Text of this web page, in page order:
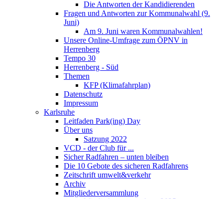
Die Antworten der Kandidierenden
Fragen und Antworten zur Kommunalwahl (9.
Juni)
Am 9. Juni waren Kommunalwahlen!
Unsere Online-Umfrage zum ÖPNV in
Herrenberg
Tempo 30
Herrenberg - Süd
Themen
KFP (Klimafahrplan)
Datenschutz
Impressum
Karlsruhe
Leitfaden Park(ing) Day
Über uns
Satzung 2022
VCD - der Club für ...
Sicher Radfahren – unten bleiben
Die 10 Gebote des sicheren Radfahrens
Zeitschrift umwelt&verkehr
Archiv
Mitgliederversammlung